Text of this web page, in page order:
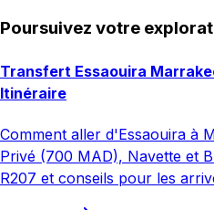
Poursuivez votre
Transfert Essaouira
Itinéraire
Comment aller d'Essaouira à
Privé (700 MAD), Navette et
R207 et conseils pour les